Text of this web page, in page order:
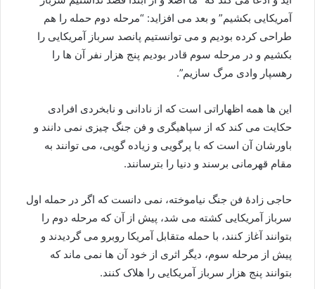
آمریکایی بکشیم” و بعد می افزاید: “مرحله دوم حمله را هم
طراحی کرده بودیم و می توانستیم پانصد سرباز آمریکایی را
بکشیم و در مرحله سوم قادر بودیم پنج هزار نفر آن ها را
رهسپار وادی مرگ سازیم”.
این ها همه اظهاراتی است که از نادانی و نابخردی افرادی
حکایت می کند که از سپاهیگری و فن جنگ چیزی نمی دانند و
باورشان آن است که با پرگویی و زیاده گویی، می توانند به
مقام قهرمانی برسند و دنیا را بترسانند.
حاجی زادۀ فن جنگ نیاموخته، نمی دانست که اگر در حمله اول
سرباز آمریکایی کشته می شد، پیش از آن که مرحله دوم را
بتوانند آغاز کنند، با حمله متقابل آمریکا روبرو می گردیدند و
پیش از مرحله سوم، دیگر اثری از خود آن ها نمی ماند که
بتوانند پنج هزار سرباز آمریکایی را هلاک کنند.